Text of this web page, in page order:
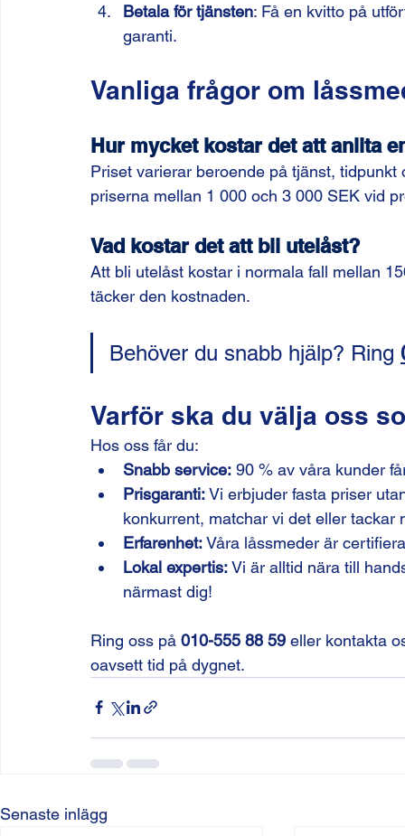
Betala för tjänsten: Få en kvitto på
garanti.
Vanliga frågor om
Hur mycket kostar det att anlita
Priset varierar beroende på tjänst,
priserna mellan 1 000 och 3 000 SEK vid
Vad kostar det att bli utelåst?
Att bli utelåst kostar i normala fall mellan
täcker den kostnaden.
Behöver du snabb hjälp? Ring
Varför ska du välja oss
Hos oss får du:
Snabb service: 90 % av våra kunder
Prisgaranti: Vi erbjuder fasta priser
konkurrent, matchar vi det eller tackar
Erfarenhet: Våra låssmeder är
Lokal expertis: Vi är alltid nära till
närmast dig!
Ring oss på 010-555 88 59 eller kontakta
oavsett tid på dygnet.
Senaste inlägg